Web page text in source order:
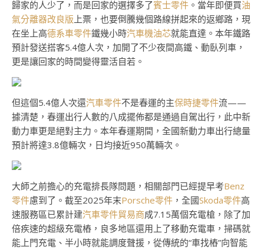
歸家的人少了，而是回家的選擇多了賓士零件 。當年即便買油
氣分離器改良版 上票，也要倒騰幾個路線拼起來的返鄉路，現
在坐上高德系車零件鐵幾小時汽車機油芯就能直達。本年鐵路
預計發送搭客5.4億人次，加開了不少夜間高鐵、動臥列車，
更是讓回家的時間變得靈活自若。
但這個5.4億人次還汽車零件不是春運的主保時捷零件流——
據清楚，春運出行人數的八成擺佈都是通過自駕出行，此中新
動力車更是絕對主力。本年春運期間，全國新動力車出行總量
預計將達3.8億輛次，日均接近950萬輛次。
大師之前擔心的充電排長隊問題，相關部門已經提早考Benz
零件慮到了。截至2025年末Porsche零件 ，全國Skoda零件高
速服務區已累計建汽車零件貿易商成7.15萬個充電槍，除了加
倍疾速的超級充電樁，良多地區還用上了移動充電車，掃碼就
能上門充電、半小時就能調度聲援，從傳統的“車找樁”向智能